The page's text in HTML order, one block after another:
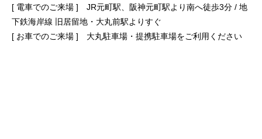
[ 電車でのご来場 ] JR元町駅、阪神元町駅より南へ徒歩3分 / 地
下鉄海岸線 旧居留地・大丸前駅よりすぐ
[ お車でのご来場 ] 大丸駐車場・提携駐車場をご利用ください